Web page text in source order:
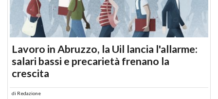
Lavoro in Abruzzo, la Uil lancia l'allarme:
salari bassi e precarietà frenano la
crescita
di Redazione